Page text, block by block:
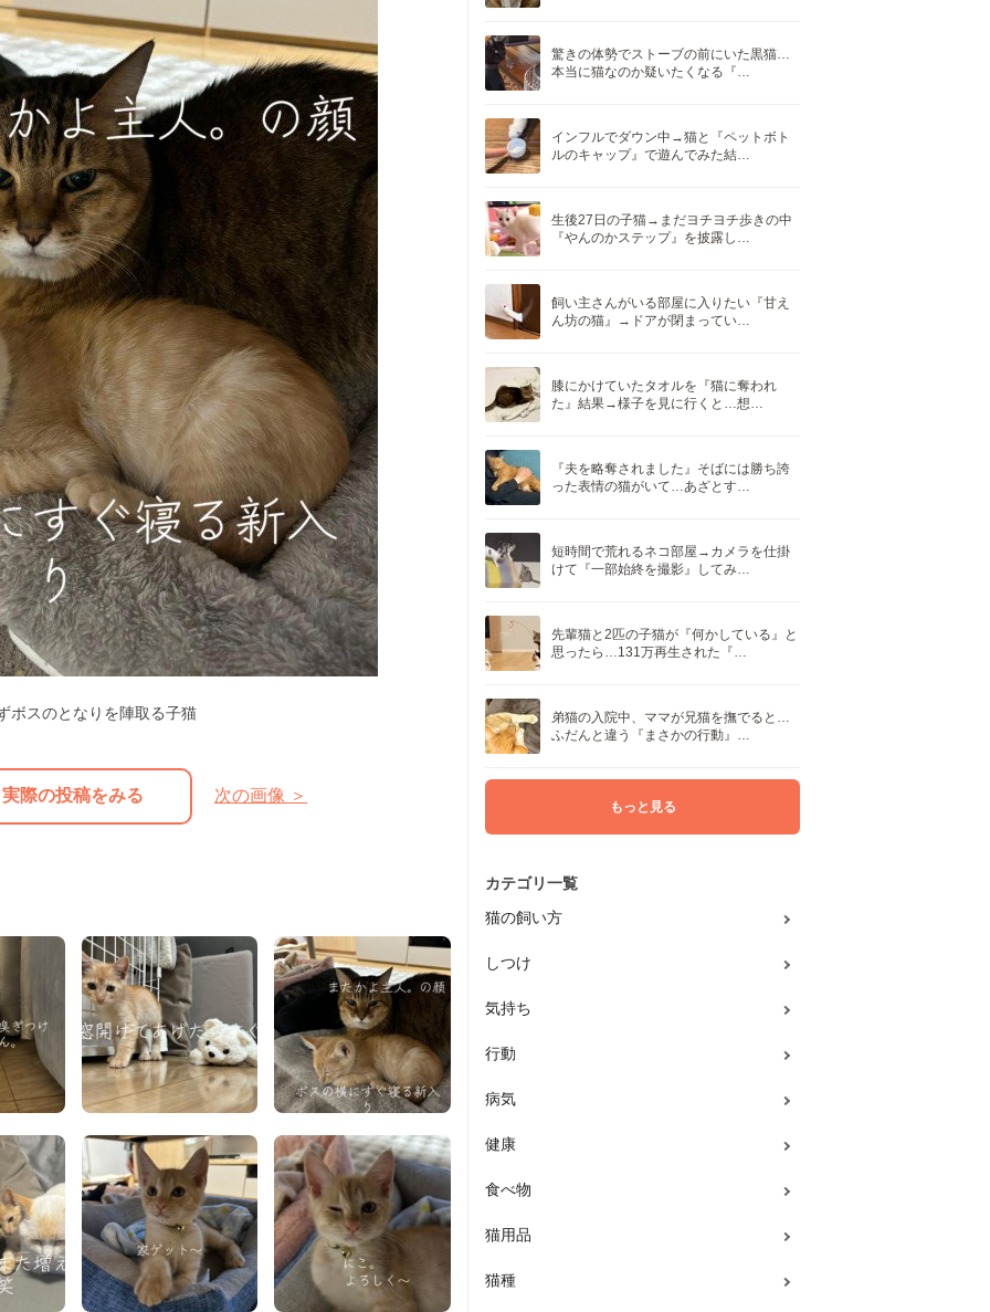
ボスのとなりを陣取る子猫
実際の投稿をみる 次の画像 ＞
驚きの体勢でストーブの前にいた黒猫…
本当に猫なのか疑いたくなる『…
インフルでダウン中→猫と『ペットボト
ルのキャップ』で遊んでみた結…
生後27日の子猫→まだヨチヨチ歩きの中
『やんのかステップ』を披露し…
飼い主さんがいる部屋に入りたい『甘え
ん坊の猫』→ドアが閉まってい…
膝にかけていたタオルを『猫に奪われ
た』結果→様子を見に行くと…想…
『夫を略奪されました』そばには勝ち誇
った表情の猫がいて…あざとす…
短時間で荒れるネコ部屋→カメラを仕掛
けて『一部始終を撮影』してみ…
先輩猫と2匹の子猫が『何かしている』と
思ったら…131万再生された『…
弟猫の入院中、ママが兄猫を撫でると…
ふだんと違う『まさかの行動』…
もっと見る
カテゴリ一覧
猫の飼い方
しつけ
気持ち
行動
病気
健康
食べ物
猫用品
猫種